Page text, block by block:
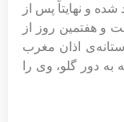
تبعید شده و نهایتاً پس از
و در بیست و هفتمین روز از
اذان مغرب
دور گلو، وی را